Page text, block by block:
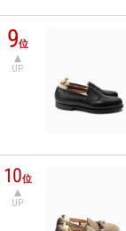
9位
UP
10位
UP